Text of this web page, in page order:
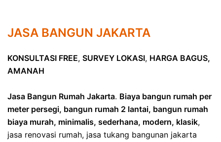
JASA BANGUN JAKARTA
KONSULTASI FREE, SURVEY LOKASI, HARGA BAGUS,
AMANAH
Jasa Bangun Rumah Jakarta. Biaya bangun rumah per
meter persegi, bangun rumah 2 lantai, bangun rumah
biaya murah, minimalis, sederhana, modern, klasik,
jasa renovasi rumah, jasa tukang bangunan jakarta